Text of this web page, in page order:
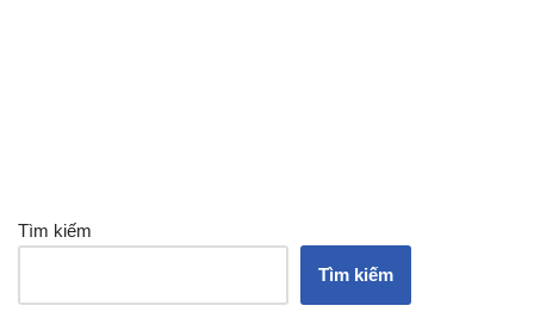
Tìm kiếm
Tìm kiếm